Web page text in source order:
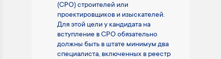
(СРО) строителей или
проектировщиков и изыскателей.
Для этой цели у кандидата на
вступление в СРО обязательно
должны быть в штате минимум два
специалиста, включенных в реестр